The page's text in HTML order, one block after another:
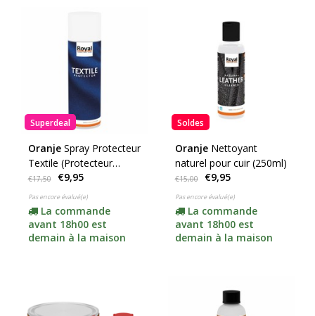
Superdeal
Oranje Spray Protecteur
Textile (Protecteur
Textile & Cuir)
€17,50 €9,95
Pas encore évalué(e)
La commande
avant 18h00 est
demain à la maison
Soldes
Oranje Nettoyant
naturel pour cuir (250ml)
€15,00 €9,95
Pas encore évalué(e)
La commande
avant 18h00 est
demain à la maison